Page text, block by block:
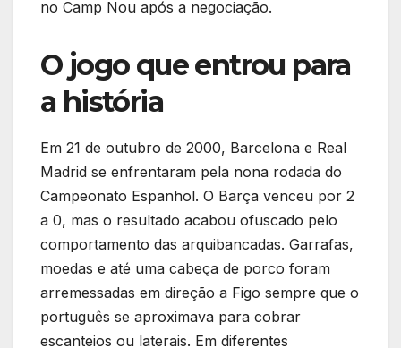
no Camp Nou após a negociação.
O jogo que entrou para
a história
Em 21 de outubro de 2000, Barcelona e Real
Madrid se enfrentaram pela nona rodada do
Campeonato Espanhol. O Barça venceu por 2
a 0, mas o resultado acabou ofuscado pelo
comportamento das arquibancadas. Garrafas,
moedas e até uma cabeça de porco foram
arremessadas em direção a Figo sempre que o
português se aproximava para cobrar
escanteios ou laterais. Em diferentes